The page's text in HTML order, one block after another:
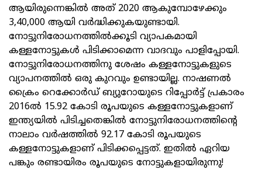
ആയിരുന്നെങ്കിൽ അത് 2020 ആകുമ്പോഴേക്കും
3,40,000 ആയി വർദ്ധിക്കുകയുണ്ടായി.
നോട്ടുനിരോധനത്തിൽക്കൂടി വ്യാപകമായി
കള്ളനോട്ടുകൾ പിടിക്കാമെന്ന വാദവും പാളിപ്പോയി.
നോട്ടുനിരോധനത്തിനു ശേഷം കള്ളനോട്ടുകളുടെ
വ്യാപനത്തിൽ ഒരു കുറവും ഉണ്ടായില്ല. നാഷണൽ
ക്രൈം റെക്കോർഡ് ബ്യുറോയുടെ റിപ്പോർട്ട് പ്രകാരം
2016ൽ 15.92 കോടി രൂപയുടെ കള്ളനോട്ടുകളാണ്
ഇന്ത്യയിൽ പിടിച്ചതെങ്കിൽ നോട്ടുനിരോധനത്തിന്റെ
നാലാം വർഷത്തിൽ 92.17 കോടി രൂപയുടെ
കള്ളനോട്ടുകളാണ് പിടിക്കപ്പെട്ടത്. ഇതിൽ ഏറിയ
പങ്കും രണ്ടായിരം രൂപയുടെ നോട്ടുകളായിരുന്നു!